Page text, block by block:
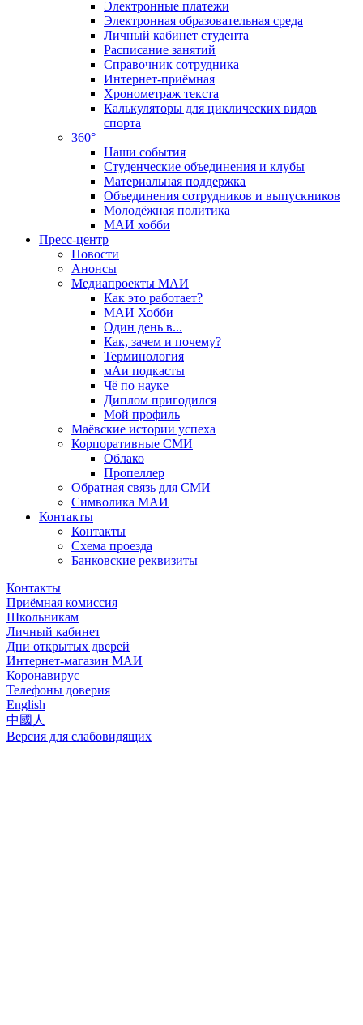
Электронные платежи
Электронная образовательная среда
Личный кабинет студента
Расписание занятий
Справочник сотрудника
Интернет-приёмная
Хронометраж текста
Калькуляторы для циклических видов
спорта
360°
Наши события
Студенческие объединения и клубы
Материальная поддержка
Объединения сотрудников и выпускников
Молодёжная политика
МАИ хобби
Пресс-центр
Новости
Анонсы
Медиапроекты МАИ
Как это работает?
МАИ Хобби
Один день в...
Как, зачем и почему?
Терминология
мАи подкасты
Чё по науке
Диплом пригодился
Мой профиль
Маёвские истории успеха
Корпоративные СМИ
Облако
Пропеллер
Обратная связь для СМИ
Символика МАИ
Контакты
Контакты
Схема проезда
Банковские реквизиты
Контакты
Приёмная комиссия
Школьникам
Личный кабинет
Дни открытых дверей
Интернет-магазин МАИ
Коронавирус
Телефоны доверия
English
中國人
Версия для слабовидящих